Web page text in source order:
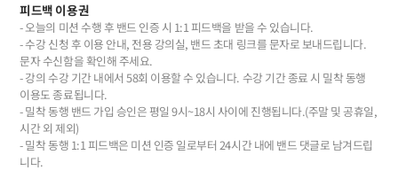
피드백 이용권
- 오늘의 미션 수행 후 밴드 인증 시 1:1 피드백을 받을 수 있습니다.
- 수강 신청 후 이용 안내, 전용 강의실, 밴드 초대 링크를 문자로 보내드립니다.
문자 수신함을 확인해 주세요.
- 강의 수강 기간 내에서 58회 이용할 수 있습니다. 수강 기간 종료 시 밀착 동행
이용도 종료됩니다.
- 밀착 동행 밴드 가입 승인은 평일 9시~18시 사이에 진행됩니다.(주말 및 공휴일,
시간 외 제외)
- 밀착 동행 1:1 피드백은 미션 인증 일로부터 24시간 내에 밴드 댓글로 남겨드립
니다.